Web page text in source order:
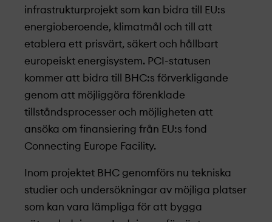
infrastrukturprojekt­ som kan bidra till EU:s
energioberoende, klimatmål och till att
etablera ett prisvärt, säkert och hållbart
europeiskt energisystem. PCI-statusen
kommer att bidra till BHC:s förverkligande
genom att möjliggöra förenklade
tillståndsprocesser och möjligheten att
ansöka om finansiering från EU:s fond
Connecting Europe Facility.
Inom projekt­et BHC genomförs nu tekniska
studier och undersökningar av möjliga platser
som kan vara lämpliga för att bygga